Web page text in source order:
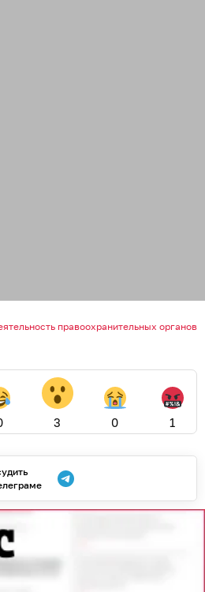
дом «Строитель»
фестиваль
— сертификат на 300 000
по 10 000 рублей и
для ремонта и уюта!